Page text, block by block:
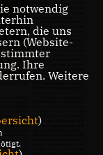
notwendig
die uns
(Website-
Ihre
Weitere
)